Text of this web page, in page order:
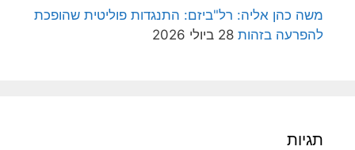
משה כהן אליה: רל"ביזם: התנגדות פוליטית שהופכת
להפרעה בזהות 28 ביולי 2026
תגיות